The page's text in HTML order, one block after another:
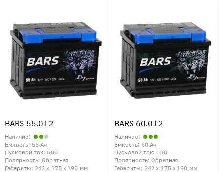
BARS 55.0 L2
Наличие:
Ёмкость: 55 Ач
Пусковой ток: 500
Полярность:Обратная
Габариты: 242 x 175 x 190 мм
BARS 60.0 L2
Наличие:
Ёмкость: 60 Ач
Пусковой ток: 530
Полярность:Обратная
Габариты: 242 x 175 x 190 мм